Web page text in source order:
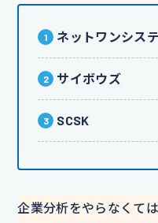
ネットワンシス
サイボウズ
SCSK
企業分析をやらなくて